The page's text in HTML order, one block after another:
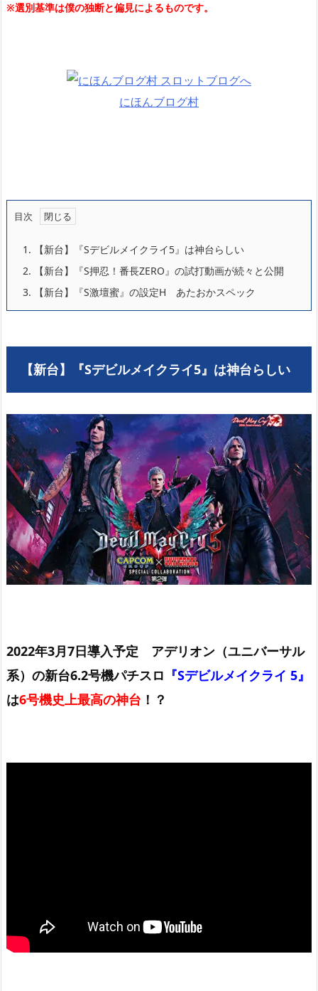
※選別基準は僕の独断と偏見によるものです。
にほんブログ村
目次
1. 【新台】『Sデビルメイクライ5』は神台らしい
2. 【新台】『S押忍！番長ZERO』の試打動画が続々と公開
3. 【新台】『S激壇蜜』の設定H あたおかスペック
【新台】『Sデビルメイクライ5』は神台らしい
2022年3月7日導入予定 アデリオン（ユニバーサル
系）の新台6.2号機パチスロ 『Sデビルメイクライ 5』
は6号機史上最高の神台 ！？